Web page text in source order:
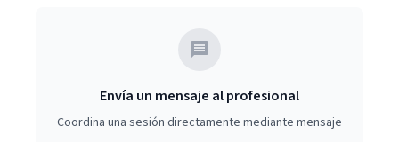
Envía un mensaje al profesional
Coordina una sesión directamente mediante mensaje